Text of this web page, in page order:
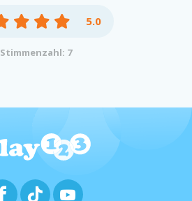
5.0
Stimmenzahl: 7